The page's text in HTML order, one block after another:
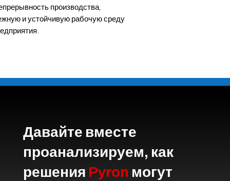
производства,
и устойчивую рабочую среду
Давайте вместе
проанализируем, как
решения Pyron могут